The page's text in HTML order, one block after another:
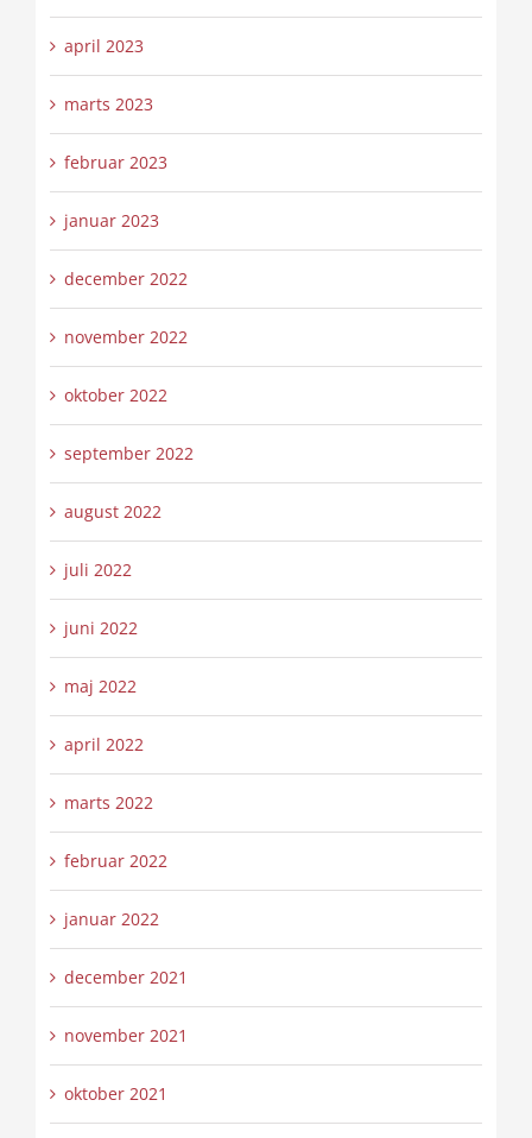
april 2023
marts 2023
februar 2023
januar 2023
december 2022
november 2022
oktober 2022
september 2022
august 2022
juli 2022
juni 2022
maj 2022
april 2022
marts 2022
februar 2022
januar 2022
december 2021
november 2021
oktober 2021